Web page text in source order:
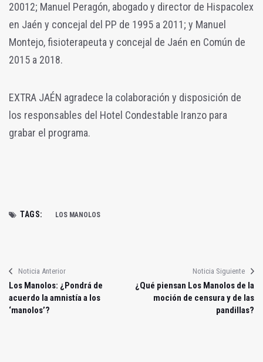
20012; Manuel Peragón, abogado y director de Hispacolex
en Jaén y concejal del PP de 1995 a 2011; y Manuel
Montejo, fisioterapeuta y concejal de Jaén en Común de
2015 a 2018.
EXTRA JAÉN agradece la colaboración y disposición de
los responsables del Hotel Condestable Iranzo para
grabar el programa.
TAGS: LOS MANOLOS
Noticia Anterior
Los Manolos: ¿Pondrá de
acuerdo la amnistía a los
‘manolos’?
Noticia Siguiente
¿Qué piensan Los Manolos de la
moción de censura y de las
pandillas?